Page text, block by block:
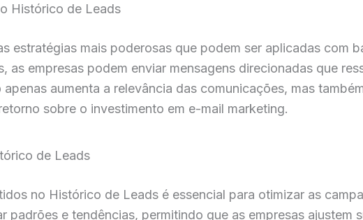
Histórico de Leads
estratégias mais poderosas que podem ser aplicadas com
as empresas podem enviar mensagens direcionadas que
aumenta a relevância das comunicações, mas
sobre o investimento em e-mail marketing.
de Leads
no Histórico de Leads é essencial para otimizar as
padrões e tendências, permitindo que as empresas ajustem